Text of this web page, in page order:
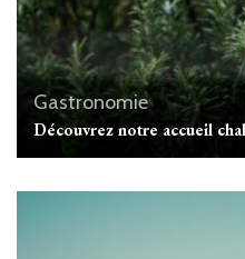
Gastronomie
Découvrez notre accueil